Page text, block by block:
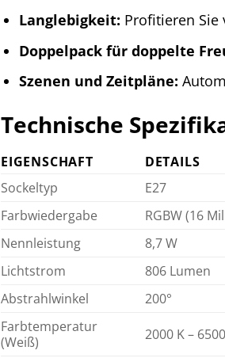
Langlebigkeit: Profitieren Sie
Doppelpack für doppelte
Szenen und Zeitpläne:
Technische
EIGENSCHAFT
DETAILS
Sockeltyp
E27
Farbwiedergabe
RGBW (16
Nennleistung
8,7 W
Lichtstrom
806 Lumen
Abstrahlwinkel
200°
Farbtemperatur
(Weiß)
2000 K –